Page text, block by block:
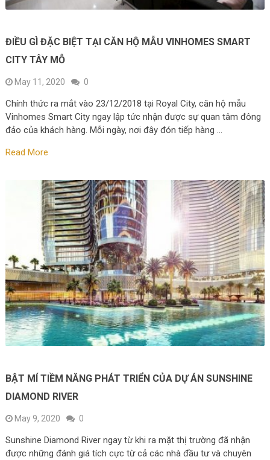
ĐIỀU GÌ ĐẶC BIỆT TẠI CĂN HỘ MẪU VINHOMES SMART
CITY TÂY MỖ
May 11, 2020 0
Chính thức ra mắt vào 23/12/2018 tại Royal City, căn hộ mẫu
Vinhomes Smart City ngay lập tức nhận được sự quan tâm đông
đảo của khách hàng. Mỗi ngày, nơi đây đón tiếp hàng …
Read More
BẬT MÍ TIỀM NĂNG PHÁT TRIỂN CỦA DỰ ÁN SUNSHINE
DIAMOND RIVER
May 9, 2020 0
Sunshine Diamond River ngay từ khi ra mặt thị trường đã nhận
được những đánh giá tích cực từ cả các nhà đầu tư và chuyên